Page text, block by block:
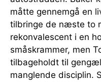
måtte gennemgå en
tilbringe de næste to
rekonvalescent i en
småskrammer, men
tilbageholdt til
manglende disciplin.